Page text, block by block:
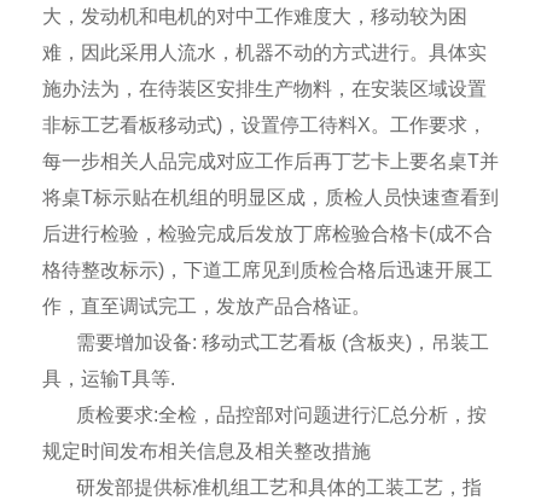
大，发动机和电机的对中工作难度大，移动较为困
难，因此采用人流水，机器不动的方式进行。具体实
施办法为，在待装区安排生产物料，在安装区域设置
非标工艺看板移动式) ，设置停工待料X。工作要求，
每一步相关人品完成对应工作后再丁艺卡上要名桌T并
将桌T标示贴在机组的明显区成，质检人员快速查看到
后进行检验，检验完成后发放丁席检验合格卡(成不合
格待整改标示) ，下道工席见到质检合格后迅速开展工
作，直至调试完工，发放产品合格证。
需要增加设备: 移动式工艺看板 (含板夹) ，吊装工
具，运输T具等.
质检要求:全检，品控部对问题进行汇总分析，按
规定时间发布相关信息及相关整改措施
研发部提供标准机组工艺和具体的工装工艺，指